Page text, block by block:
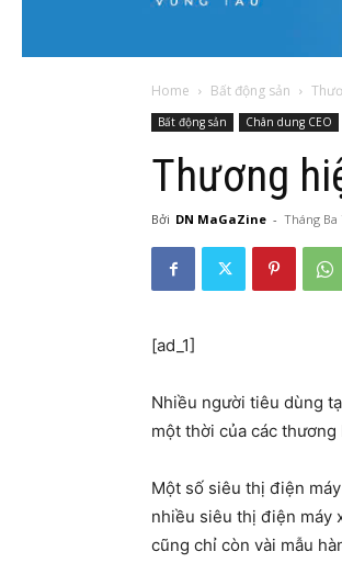
Home Bất động sản
Bất động sản Chân dung CEO
Thương
Bởi DN MaGaZine - Tháng Ba
[ad_1]
Nhiều người tiêu dùng
một thời của các
Một số siêu thị điện
nhiều siêu thị điện máy
cũng chỉ còn vài mẫu